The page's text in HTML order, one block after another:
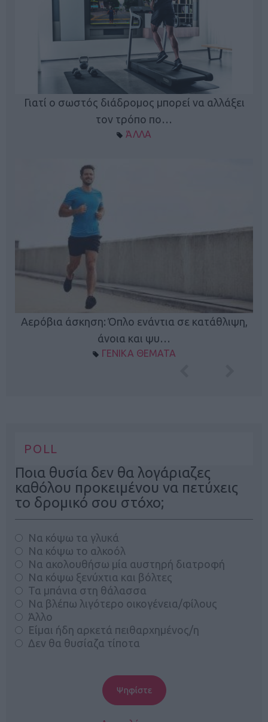
Γιατί ο σωστός διάδρομος μπορεί να αλλάξει
τον τρόπο πο…
ΆΛΛΑ
Αερόβια άσκηση: Όπλο ενάντια σε κατάθλιψη,
άνοια και ψυ…
ΓΕΝΙΚΑ ΘΕΜΑΤΑ
POLL
Ποια θυσία δεν θα λογάριαζες
καθόλου προκειμένου να πετύχεις
το δρομικό σου στόχο;
Να κόψω τα γλυκά
Να κόψω το αλκοόλ
Να ακολουθήσω μία αυστηρή διατροφή
Να κόψω ξενύχτια και βόλτες
Τα μπάνια στη θάλασσα
Να βλέπω λιγότερο οικογένεια/φίλους
Άλλο
Είμαι ήδη αρκετά πειθαρχημένος/η
Δεν θα θυσίαζα τίποτα